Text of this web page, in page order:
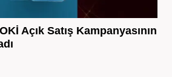
Açık Satış Kampanyasının